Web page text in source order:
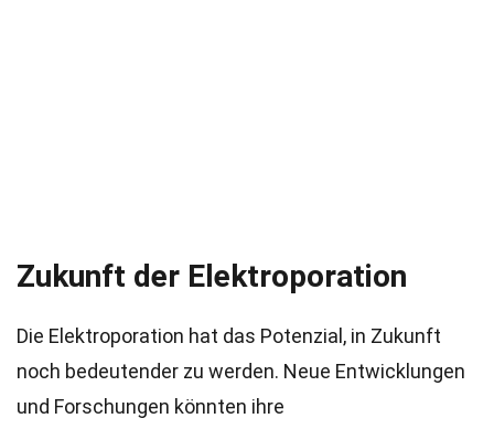
Zukunft der Elektroporation
Die Elektroporation hat das Potenzial, in Zukunft
noch bedeutender zu werden. Neue Entwicklungen
und Forschungen könnten ihre